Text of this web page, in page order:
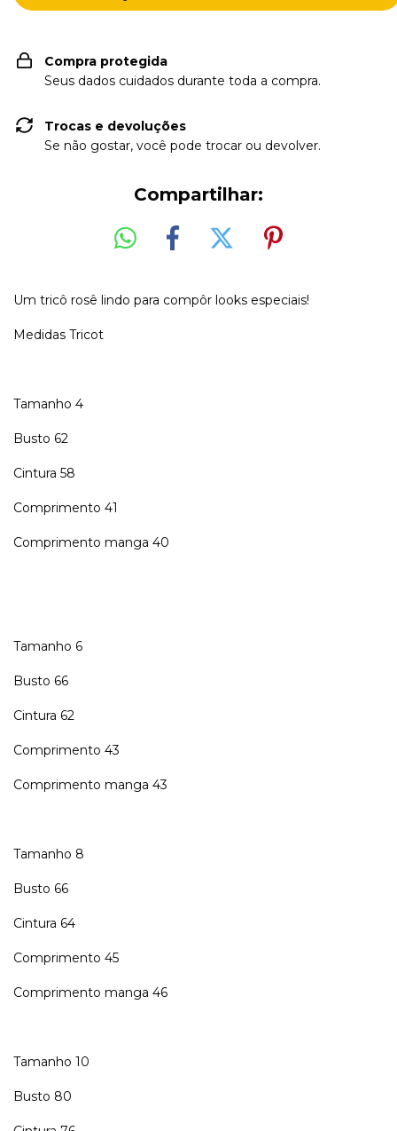
Compra protegida
Seus dados cuidados durante toda a compra.
Trocas e devoluções
Se não gostar, você pode trocar ou devolver.
Compartilhar:
Um tricô rosê lindo para compôr looks especiais!
Medidas Tricot
Tamanho 4
Busto 62
Cintura 58
Comprimento 41
Comprimento manga 40
Tamanho 6
Busto 66
Cintura 62
Comprimento 43
Comprimento manga 43
Tamanho 8
Busto 66
Cintura 64
Comprimento 45
Comprimento manga 46
Tamanho 10
Busto 80